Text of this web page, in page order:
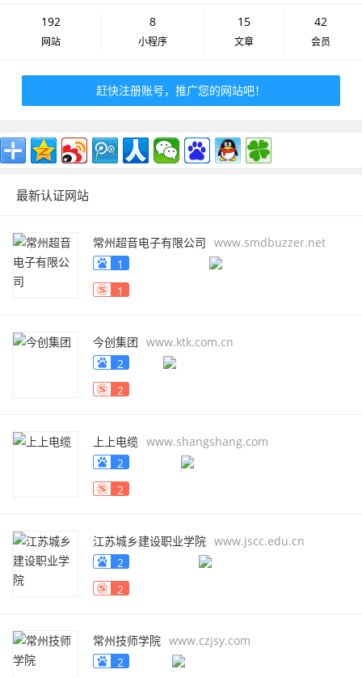
192
网站
8
小程序
15
文章
42
会员
赶快注册账号，推广您的网站吧！
最新认证网站
常州超音电子有限公司 www.smdbuzzer.net
1
1
今创集团 www.ktk.com.cn
2
2
上上电缆 www.shangshang.com
2
2
江苏城乡建设职业学院 www.jscc.edu.cn
2
2
常州技师学院 www.czjsy.com
2